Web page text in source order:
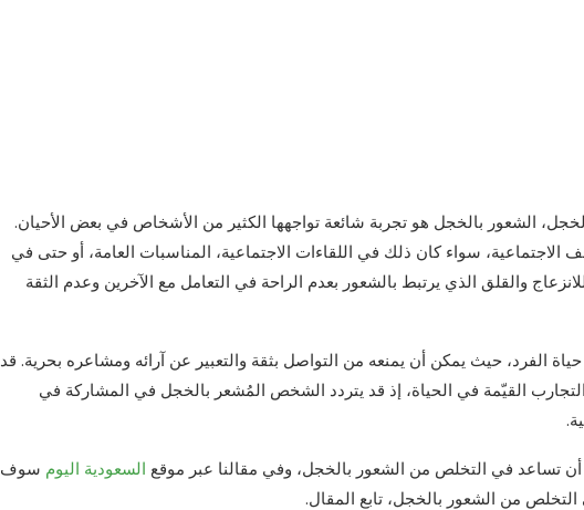
الشعور بالخجل هو تجربة شائعة تواجهها الكثير من الأشخاص في بعض الأحيان.
الاجتماعية، سواء كان ذلك في اللقاءات الاجتماعية، المناسبات العامة، أو حتى في
والقلق الذي يرتبط بالشعور بعدم الراحة في التعامل مع الآخرين وعدم الثقة
الفرد، حيث يمكن أن يمنعه من التواصل بثقة والتعبير عن آرائه ومشاعره بحرية. قد
القيّمة في الحياة، إذ قد يتردد الشخص المُشعر بالخجل في المشاركة في
تساعد في التخلص من الشعور بالخجل، وفي مقالنا عبر موقع السعودية اليوم سوف
من الشعور بالخجل، تابع المقال.